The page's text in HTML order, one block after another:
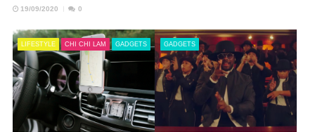
19/09/2020 0
LIFESTYLE CHI CHI LAM GADGETS GADGETS